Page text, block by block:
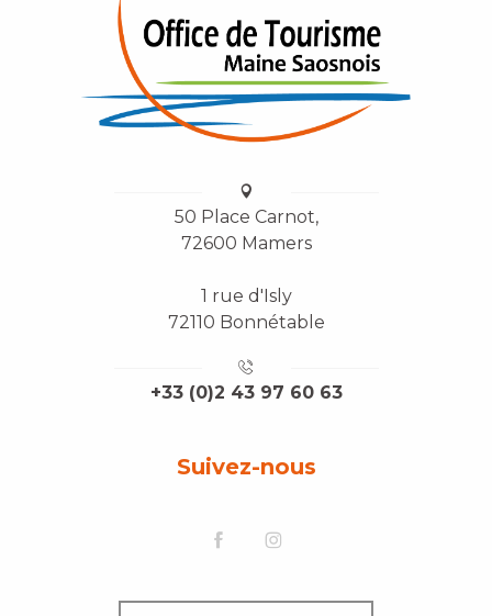
50 Place Carnot,
72600 Mamers
1 rue d'Isly
72110 Bonnétable
+33 (0)2 43 97 60 63
Suivez-nous